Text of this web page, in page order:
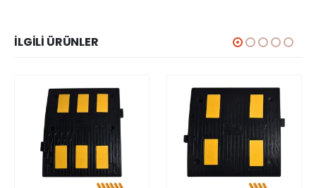
İLGILI ÜRÜNLER